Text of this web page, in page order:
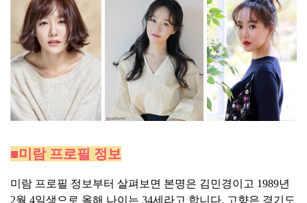
■미람 프로필 정보
미람 프로필 정보부터 살펴보면 본명은 김민경이고 1989년
2월 4일생으로 올해 나이는 34세라고 합니다. 고향은 경기도